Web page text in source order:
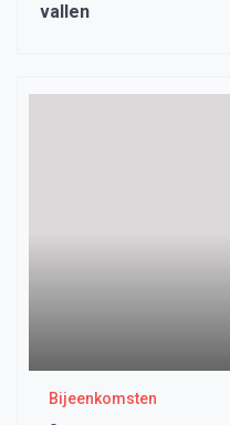
vallen
Bijeenkomsten